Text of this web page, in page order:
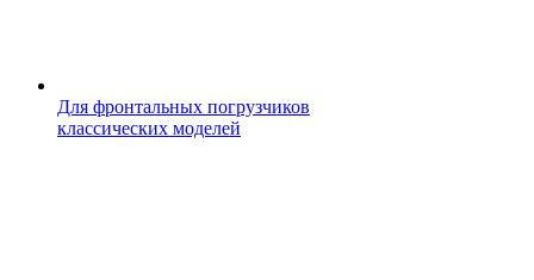
Для фронтальных погрузчиков
классических моделей